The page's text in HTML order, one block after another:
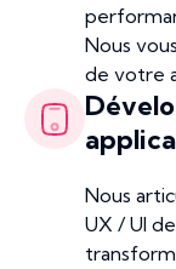
Nous
de votre
Nous
UX / UI